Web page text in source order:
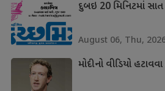
દુબઇ 20 મિનિટમાં સાત
August 06, Thu,
મોદીનો વીડિયો